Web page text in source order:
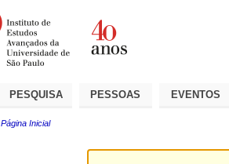
PESQUISA PESSOAS EVENTOS
Página Inicial